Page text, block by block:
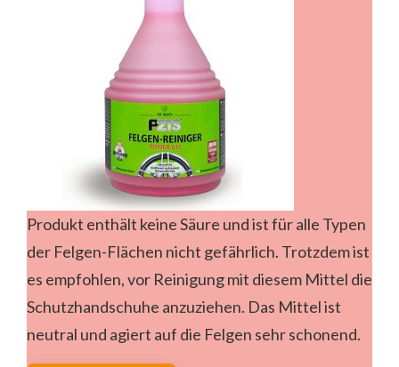
Produkt enthält keine Säure und ist für alle Typen
der Felgen-Flächen nicht gefährlich. Trotzdem ist
es empfohlen, vor Reinigung mit diesem Mittel die
Schutzhandschuhe anzuziehen. Das Mittel ist
neutral und agiert auf die Felgen sehr schonend.